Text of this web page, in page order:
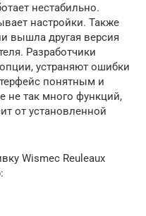
нестабильно.
настройки. Также
вышла другая версия
Разработчики
устраняют ошибки
понятным и
не так много функций,
от установленной
Wismec Reuleaux